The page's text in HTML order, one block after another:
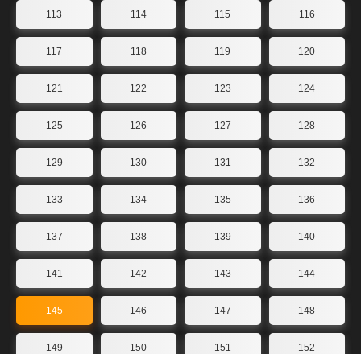
113 114 115 116
117 118 119 120
121 122 123 124
125 126 127 128
129 130 131 132
133 134 135 136
137 138 139 140
141 142 143 144
145 146 147 148
149 150 151 152